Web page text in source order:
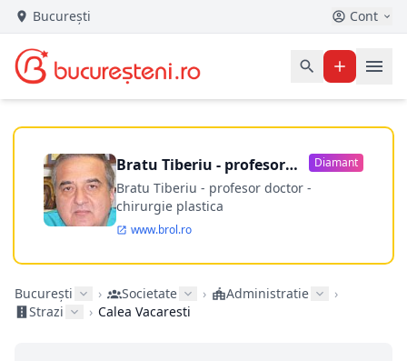
București Cont
Bratu Tiberiu - profesor
doctor
Diamant
Bratu Tiberiu - profesor doctor -
chirurgie plastica
www.brol.ro
București › Societate › Administratie
›
Strazi
› Calea Vacaresti